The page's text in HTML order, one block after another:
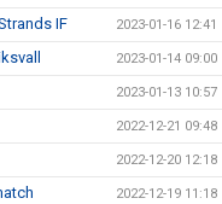
IF 2023-01-16 12:41
2023-01-14 09:00
2023-01-13 10:57
2022-12-21 09:48
2022-12-20 12:18
2022-12-19 11:18